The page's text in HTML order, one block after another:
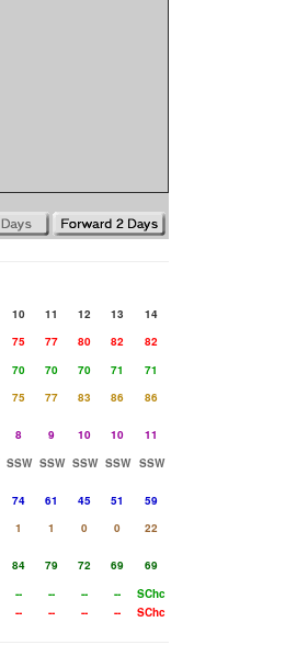
10 11 12 13
14
75 77 80 82
82
70 70 70 71
71
75 77 83 86
86
8 9 10 10
11
SSW SSW SSW SSW
SSW
74 61 45 51
59
1 1 0 0
22
84 79 72 69
69
-- -- -- --
SChc
-- -- -- -- SChc